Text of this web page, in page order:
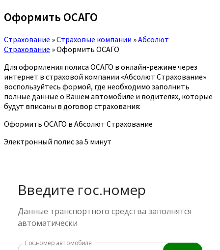
Оформить ОСАГО
Страхование »Страховые компании »Абсолют
Страхование »Оформить ОСАГО
Для оформления полиса ОСАГО в онлайн-режиме через
интернет в страховой компании «Абсолют Страхование»
воспользуйтесь формой, где необходимо заполнить
полные данные о Вашем автомобиле и водителях, которые
будут вписаны в договор страхования:
Оформить ОСАГО в Абсолют Страхование
Электронный полис за 5 минут